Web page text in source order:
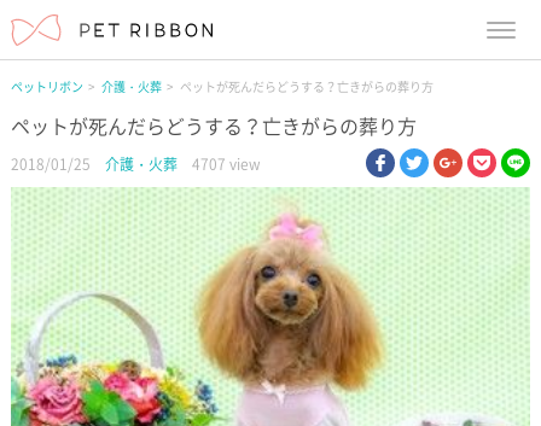
ペットリボン 介護・火葬 ペットが死んだらどうする？亡きがらの葬り方
ペットが死んだらどうする？亡きがらの葬り方
2018/01/25 介護・火葬 4707 view facebook
twittergoogle